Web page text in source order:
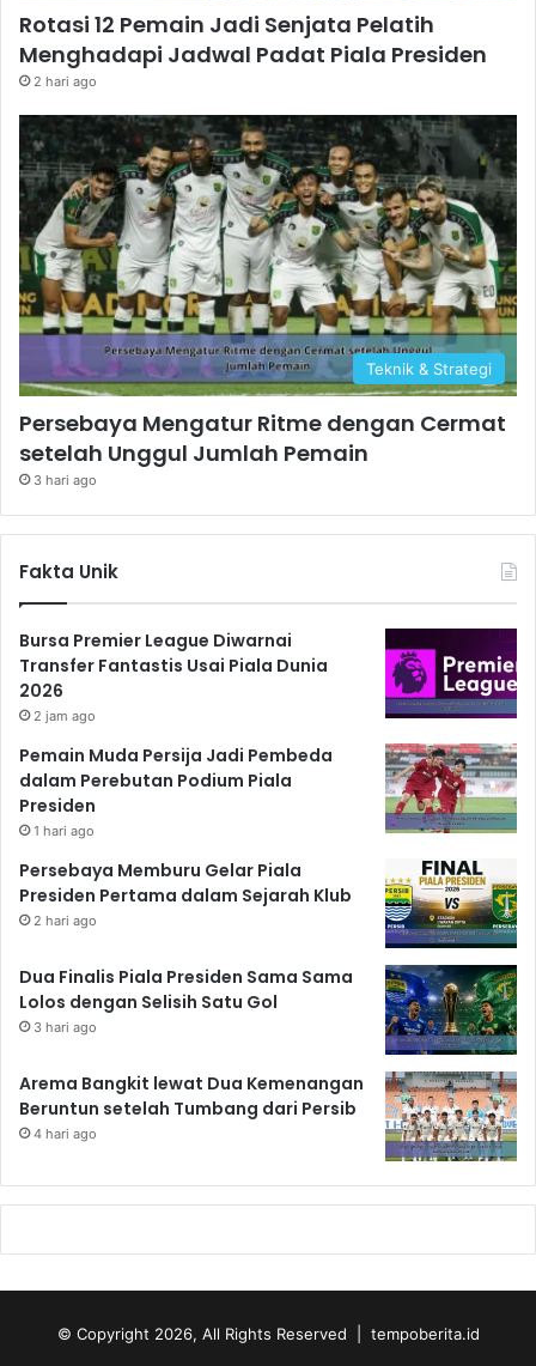
Rotasi 12 Pemain Jadi Senjata Pelatih
Menghadapi Jadwal Padat Piala Presiden
2 hari ago
Teknik & Strategi
Persebaya Mengatur Ritme dengan Cermat
setelah Unggul Jumlah Pemain
3 hari ago
Fakta Unik
Bursa Premier League Diwarnai
Transfer Fantastis Usai Piala Dunia
2026
2 jam ago
Pemain Muda Persija Jadi Pembeda
dalam Perebutan Podium Piala
Presiden
1 hari ago
Persebaya Memburu Gelar Piala
Presiden Pertama dalam Sejarah Klub
2 hari ago
Dua Finalis Piala Presiden Sama Sama
Lolos dengan Selisih Satu Gol
3 hari ago
Arema Bangkit lewat Dua Kemenangan
Beruntun setelah Tumbang dari Persib
4 hari ago
© Copyright 2026, All Rights Reserved | tempoberita.id